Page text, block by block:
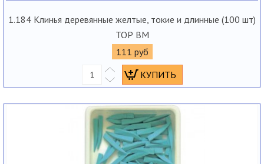
1.184 Клинья деревянные желтые, токие и длинные (100 шт)
ТОР ВМ
111 руб